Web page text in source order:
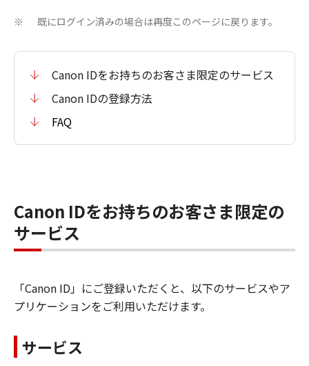
※ 既にログイン済みの場合は再度このページに戻ります。
Canon IDをお持ちのお客さま限定のサービス
Canon IDの登録方法
FAQ
Canon IDをお持ちのお客さま限定の
サービス
「Canon ID」にご登録いただくと、以下のサービスやア
プリケーションをご利用いただけます。
サービス